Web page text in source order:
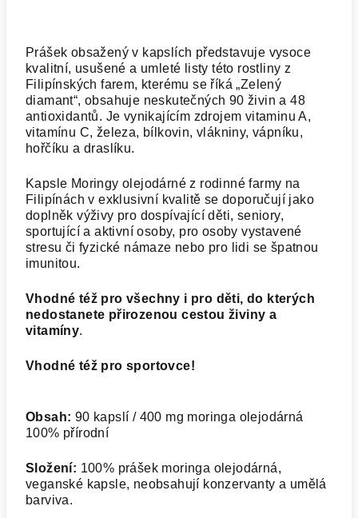
Prášek obsažený v kapslích představuje vysoce
kvalitní, usušené a umleté listy této rostliny z
Filipínských farem, kterému se říká „Zelený
diamant“, obsahuje neskutečných 90 živin a 48
antioxidantů. Je vynikajícím zdrojem vitaminu A,
vitamínu C, železa, bílkovin, vlákniny, vápníku,
hořčíku a draslíku.
Kapsle Moringy olejodárné z rodinné farmy na
Filipínách v exklusivní kvalitě se doporučují jako
doplněk výživy pro dospívající děti, seniory,
sportující a aktivní osoby, pro osoby vystavené
stresu či fyzické námaze nebo pro lidi se špatnou
imunitou.
Vhodné též pro všechny i pro děti, do kterých
nedostanete přirozenou cestou živiny a
vitamíny.
Vhodné též pro sportovce!
Obsah: 90 kapslí / 400 mg moringa olejodárná
100% přírodní
Složení: 100% prášek moringa olejodárná,
veganské kapsle, neobsahují konzervanty a umělá
barviva.